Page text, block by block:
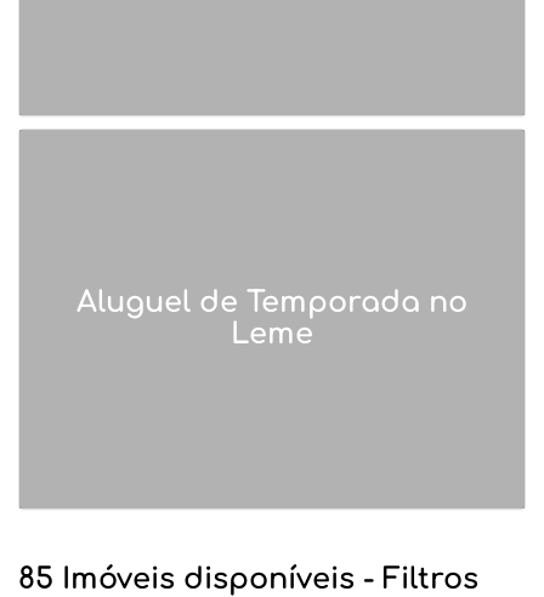
Aluguel de Temporada no
Leme
85 Imóveis disponíveis - Filtros